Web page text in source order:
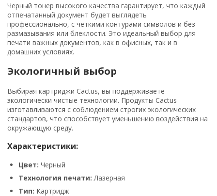
Черный тонер высокого качества гарантирует, что каждый
отпечатанный документ будет выглядеть
профессионально, с четкими контурами символов и без
размазывания или блеклости. Это идеальный выбор для
печати важных документов, как в офисных, так и в
домашних условиях.
Экологичный выбор
Выбирая картриджи Cactus, вы поддерживаете
экологически чистые технологии. Продукты Cactus
изготавливаются с соблюдением строгих экологических
стандартов, что способствует уменьшению воздействия на
окружающую среду.
Характеристики:
Цвет: Черный
Технология печати: Лазерная
Тип: Картридж